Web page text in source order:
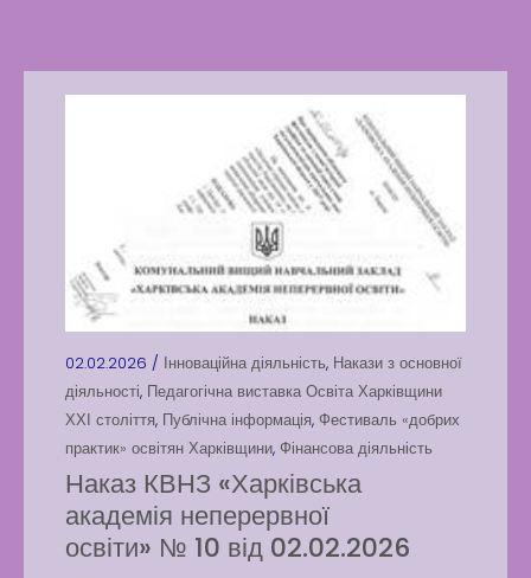
Latter match class
New Friends Everyday at
Kiddie
02.02.2026 / Інноваційна діяльність, Накази з основної
діяльності, Педагогічна виставка Освіта Харківщини
ХХІ століття, Публічна інформація, Фестиваль «добрих
практик» освітян Харківщини, Фінансова діяльність
Наказ КВНЗ «Харківська
академія неперервної
освіти» № 10 від 02.02.2026